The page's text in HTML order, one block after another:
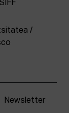
Newsletter